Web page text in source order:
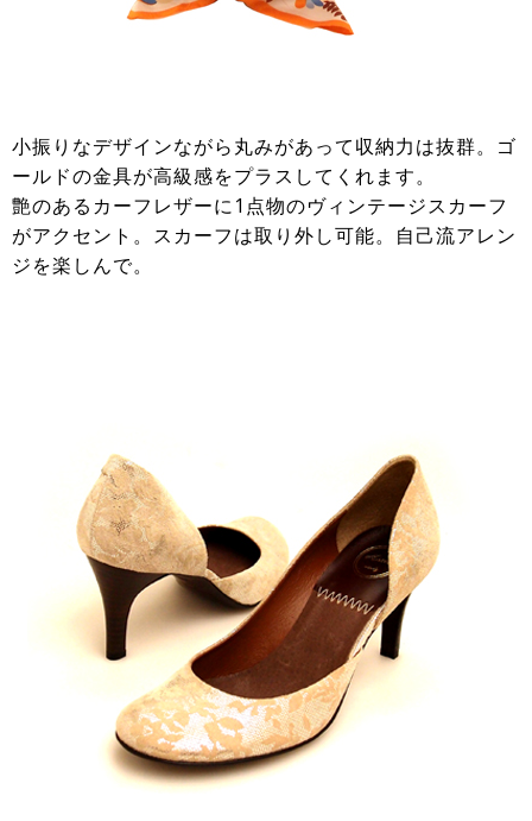
小振りなデザインながら丸みがあって収納力は抜群。ゴ
ールドの金具が高級感をプラスしてくれます。
艶のあるカーフレザーに1点物のヴィンテージスカーフ
がアクセント。スカーフは取り外し可能。自己流アレン
ジを楽しんで。